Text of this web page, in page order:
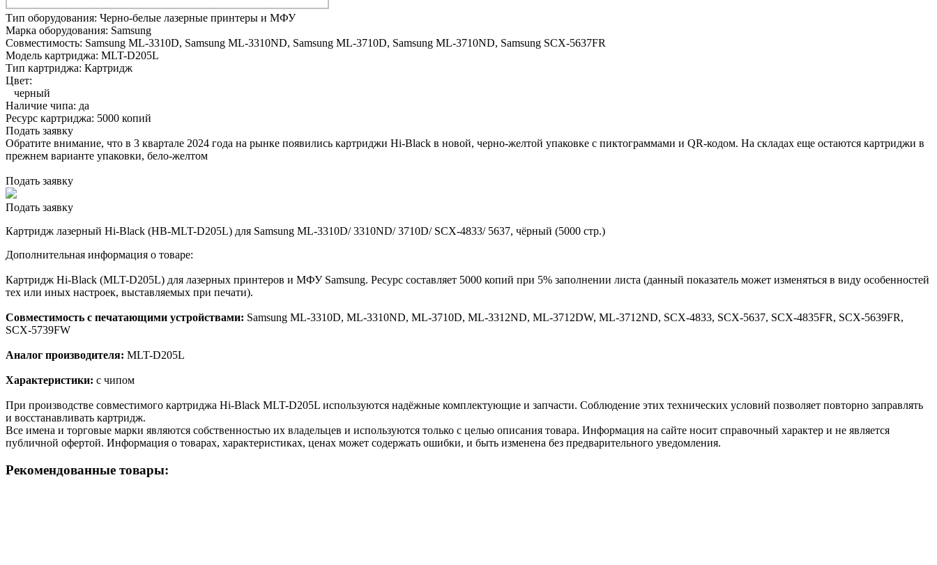
Тип оборудования: Черно-белые лазерные принтеры и МФУ
Марка оборудования: Samsung
Совместимость: Samsung ML-3310D, Samsung ML-3310ND, Samsung ML-3710D, Samsung ML-3710ND, Samsung SCX-5637FR
Модель картриджа: MLT-D205L
Тип картриджа: Картридж
Цвет:
черный
Наличие чипа: да
Ресурс картриджа: 5000 копий
Подать заявку
Обратите внимание, что в 3 квартале 2024 года на рынке появились картриджи Hi-Black в новой, черно-желтой упаковке с пиктограммами и QR-кодом. На складах еще остаются картриджи в
прежнем варианте упаковки, бело-желтом
Подать заявку
Подать заявку
Картридж лазерный Hi-Black (HB-MLT-D205L) для Samsung ML-3310D/ 3310ND/ 3710D/ SCX-4833/ 5637, чёрный (5000 стр.)
Дополнительная информация о товаре:
Картридж Hi-Black (MLT-D205L) для лазерных принтеров и МФУ Samsung. Ресурс составляет 5000 копий при 5% заполнении листа (данный показатель может изменяться в виду особенностей
тех или иных настроек, выставляемых при печати).
Совместимость с печатающими устройствами: Samsung ML-3310D, ML-3310ND, ML-3710D, ML-3312ND, ML-3712DW, ML-3712ND, SCX-4833, SCX-5637, SCX-4835FR, SCX-5639FR,
SCX-5739FW
Аналог производителя: MLT-D205L
Характеристики: с чипом
При производстве совместимого картриджа Hi-Black MLT-D205L используются надёжные комплектующие и запчасти. Соблюдение этих технических условий позволяет повторно заправлять
и восстанавливать картридж.
Все имена и торговые марки являются собственностью их владельцев и используются только с целью описания товара. Информация на сайте носит справочный характер и не является
публичной офертой. Информация о товарах, характеристиках, ценах может содержать ошибки, и быть изменена без предварительного уведомления.
Рекомендованные товары: